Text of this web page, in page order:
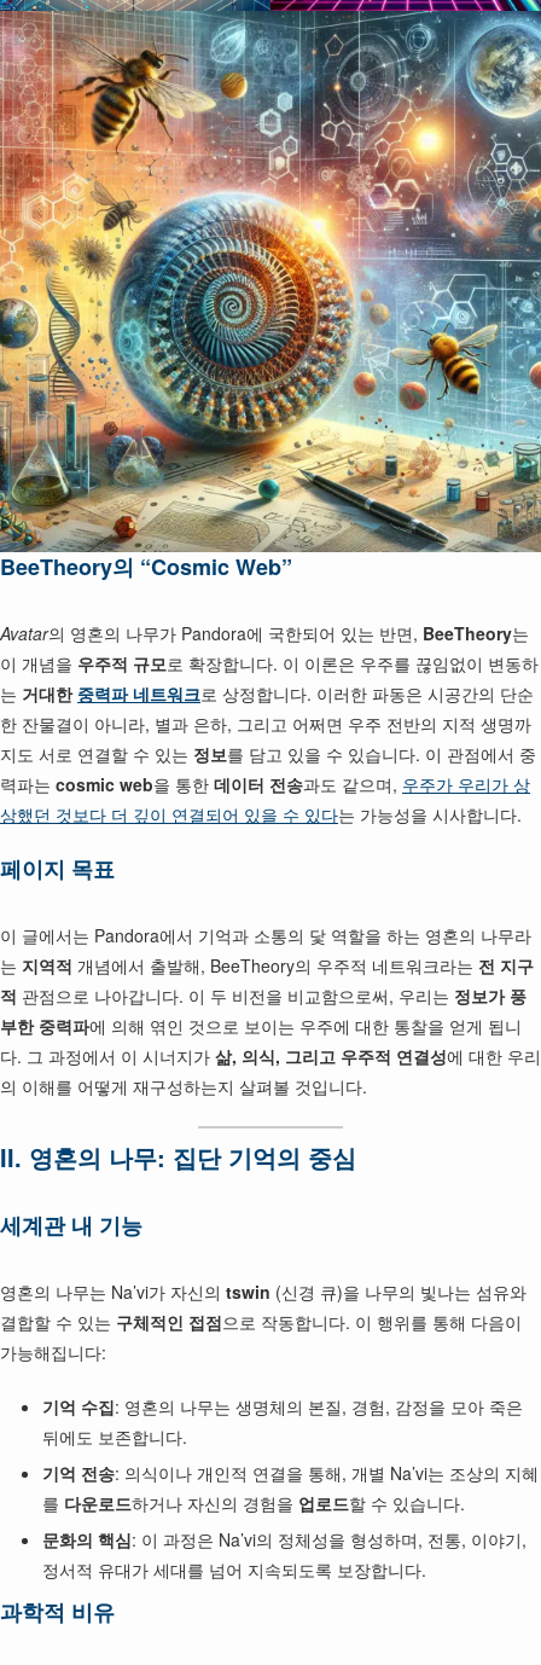
BeeTheory의 “Cosmic Web”
Avatar의 영혼의 나무가 Pandora에 국한되어 있는 반면, BeeTheory는
이 개념을 우주적 규모로 확장합니다. 이 이론은 우주를 끊임없이 변동하
는 거대한 중력파 네트워크로 상정합니다. 이러한 파동은 시공간의 단순
한 잔물결이 아니라, 별과 은하, 그리고 어쩌면 우주 전반의 지적 생명까
지도 서로 연결할 수 있는 정보를 담고 있을 수 있습니다. 이 관점에서 중
력파는 cosmic web을 통한 데이터 전송과도 같으며, 우주가 우리가 상
상했던 것보다 더 깊이 연결되어 있을 수 있다는 가능성을 시사합니다.
페이지 목표
이 글에서는 Pandora에서 기억과 소통의 닻 역할을 하는 영혼의 나무라
는 지역적 개념에서 출발해, BeeTheory의 우주적 네트워크라는 전 지구
적 관점으로 나아갑니다. 이 두 비전을 비교함으로써, 우리는 정보가 풍
부한 중력파에 의해 엮인 것으로 보이는 우주에 대한 통찰을 얻게 됩니
다. 그 과정에서 이 시너지가 삶, 의식, 그리고 우주적 연결성에 대한 우리
의 이해를 어떻게 재구성하는지 살펴볼 것입니다.
II. 영혼의 나무: 집단 기억의 중심
세계관 내 기능
영혼의 나무는 Na’vi가 자신의 tswin (신경 큐)을 나무의 빛나는 섬유와
결합할 수 있는 구체적인 접점으로 작동합니다. 이 행위를 통해 다음이
가능해집니다:
기억 수집: 영혼의 나무는 생명체의 본질, 경험, 감정을 모아 죽은
뒤에도 보존합니다.
기억 전송: 의식이나 개인적 연결을 통해, 개별 Na’vi는 조상의 지혜
를 다운로드하거나 자신의 경험을 업로드할 수 있습니다.
문화의 핵심: 이 과정은 Na’vi의 정체성을 형성하며, 전통, 이야기,
정서적 유대가 세대를 넘어 지속되도록 보장합니다.
과학적 비유